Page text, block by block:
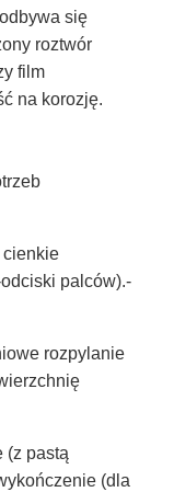
się
roztwór
film
na korozję.
cienkie
palców).-
rozpylanie
(z pastą
(dla